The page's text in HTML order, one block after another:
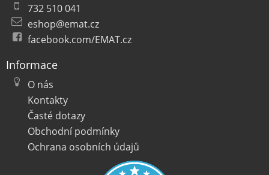
732 510 041
eshop@emat.cz
facebook.com/EMAT.cz
Informace
O nás
Kontakty
Časté dotazy
Obchodní podmínky
Ochrana osobních údajů